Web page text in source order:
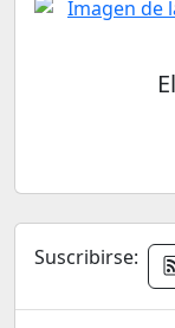
Suscribirse: